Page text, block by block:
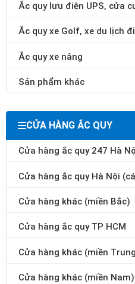
Ắc quy lưu điện UPS, cửa
Ắc quy xe Golf, xe du lịch
Ắc quy xe nâng
Sản phẩm khác
CỬA HÀNG ẮC QUY
Cửa hàng ắc quy 247 Hà
Cửa hàng ắc quy Hà Nội
Cửa hàng khác (miền Bắc)
Cửa hàng ắc quy TP HCM
Cửa hàng khác (miền
Cửa hàng khác (miền Nam)